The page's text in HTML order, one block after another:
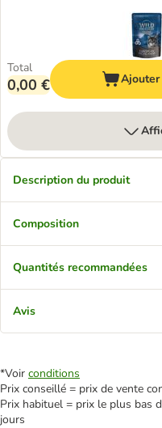
Total
0,00 € Ajouter
Description du produit
Composition
Quantités recommandées
Avis
*Voir conditions
Prix conseillé = prix de vente
Prix habituel = prix le plus bas
jours